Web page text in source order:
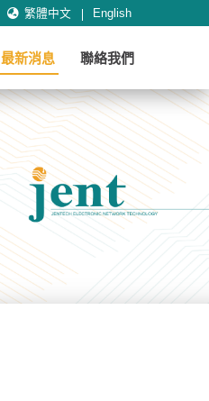
繁體中文 English
最新消息 聯絡我們